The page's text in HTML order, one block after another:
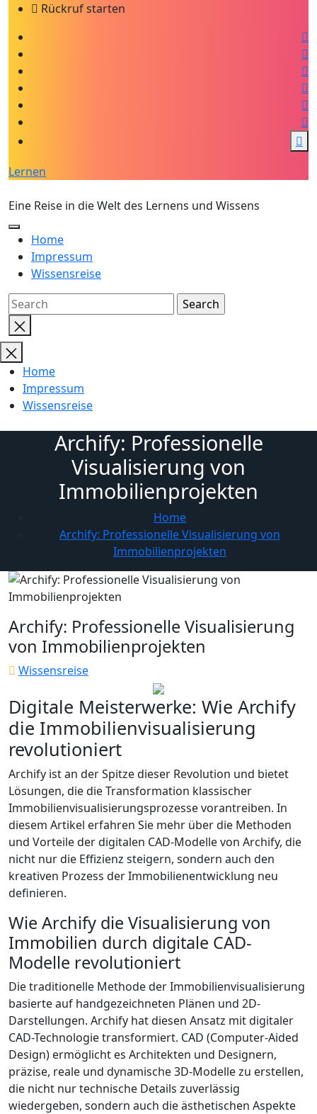
Skip
content
Rückruf starten
Lernen
Eine Reise in die Welt des Lernens und Wissens
Home
Impressum
Wissensreise
Close
search
Home
Impressum
Wissensreise
Archify: Professionelle
Visualisierung von
Immobilienprojekten
Home
Archify: Professionelle Visualisierung von
Immobilienprojekten
Archify: Professionelle Visualisierung
von Immobilienprojekten
Wissensreise
Digitale Meisterwerke: Wie Archify
die Immobilienvisualisierung
revolutioniert
Archify ist an der Spitze dieser Revolution und bietet
Lösungen, die die Transformation klassischer
Immobilienvisualisierungsprozesse vorantreiben. In
diesem Artikel erfahren Sie mehr über die Methoden
und Vorteile der digitalen CAD-Modelle von Archify, die
nicht nur die Effizienz steigern, sondern auch den
kreativen Prozess der Immobilienentwicklung neu
definieren.
Wie Archify die Visualisierung von
Immobilien durch digitale CAD-
Modelle revolutioniert
Die traditionelle Methode der Immobilienvisualisierung
basierte auf handgezeichneten Plänen und 2D-
Darstellungen. Archify hat diesen Ansatz mit digitaler
CAD-Technologie transformiert. CAD (Computer-Aided
Design) ermöglicht es Architekten und Designern,
präzise, reale und dynamische 3D-Modelle zu erstellen,
die nicht nur technische Details zuverlässig
wiedergeben, sondern auch die ästhetischen Aspekte